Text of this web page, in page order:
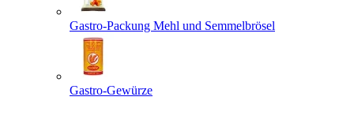
Gastro-Packung Mehl und Semmelbrösel
Gastro-Gewürze